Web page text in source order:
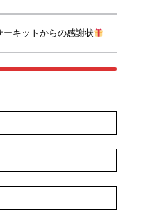
キットからの感謝状